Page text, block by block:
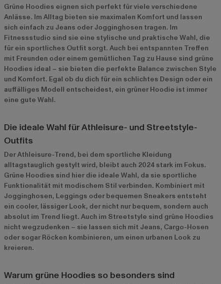
Grüne Hoodies eignen sich perfekt für viele verschiedene
Anlässe. Im Alltag bieten sie maximalen Komfort und lassen
sich einfach zu Jeans oder Jogginghosen tragen. Im
Fitnessstudio sind sie eine stylische und praktische Wahl, die
für ein sportliches Outfit sorgt. Auch bei entspannten Treffen
mit Freunden oder einem gemütlichen Tag zu Hause sind grüne
Hoodies ideal – sie bieten die perfekte Balance zwischen Style
und Komfort. Egal ob du dich für ein schlichtes Design oder ein
auffälliges Modell entscheidest, ein grüner Hoodie ist immer
eine gute Wahl.
Die ideale Wahl für Athleisure- und Streetstyle-
Outfits
Der Athleisure-Trend, bei dem sportliche Kleidung
alltagstauglich gestylt wird, bleibt auch 2024 stark im Fokus.
Grüne Hoodies sind hier die ideale Wahl, da sie sportliche
Funktionalität mit modischem Stil verbinden. Kombiniert mit
Jogginghosen, Leggings oder bequemen Sneakers entsteht
ein cooler, lässiger Look, der nicht nur bequem, sondern auch
absolut im Trend liegt. Auch im Streetstyle sind grüne Hoodies
nicht wegzudenken – sie lassen sich mit Jeans, Cargo-Hosen
oder sogar Röcken kombinieren, um einen urbanen Look zu
kreieren.
Warum grüne Hoodies so besonders sind